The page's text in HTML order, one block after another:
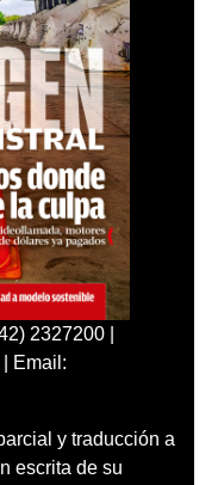
2327200 |
Email:
y traducción a
escrita de su